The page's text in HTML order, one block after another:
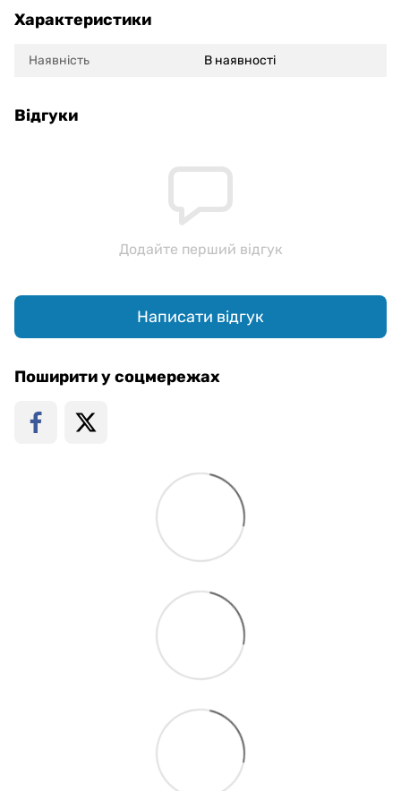
Характеристики
Наявність В наявності
Відгуки
Додайте перший відгук
Написати відгук
Поширити у соцмережах